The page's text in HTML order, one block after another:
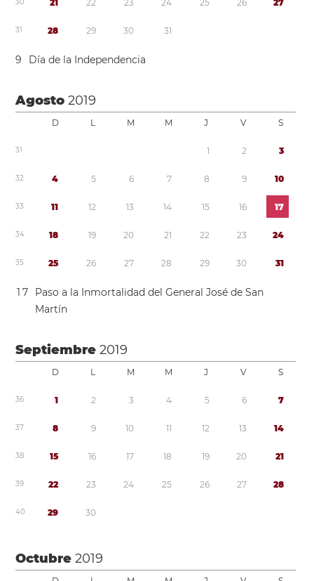
21 22 23 24 25 26 27
31 28 29 30 31
9 Día de la Independencia
Agosto2019
D L M M J V S
31 1 2 3
32 4 5 6 7 8 9 10
33 11 12 13 14 15 16 17
34 18 19 20 21 22 23 24
35 25 26 27 28 29 30 31
1 7
Paso a la Inmortalidad del General José de San
Martín
Septiembre2019
D L M M J V S
36 1 2 3 4 5 6 7
37 8 9 10 11 12 13 14
38 15 16 17 18 19 20 21
39 22 23 24 25 26 27 28
40 29 30
Octubre2019